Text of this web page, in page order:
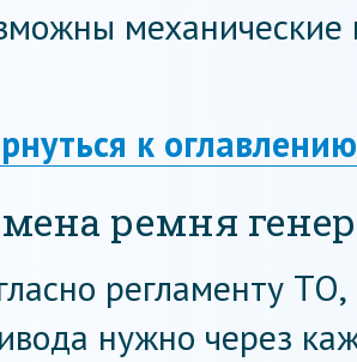
к оглавлению
ремня
регламенту
нужно через